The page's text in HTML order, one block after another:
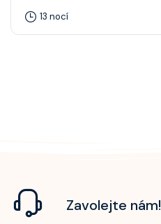
13 nocí
Zavolejte nám!